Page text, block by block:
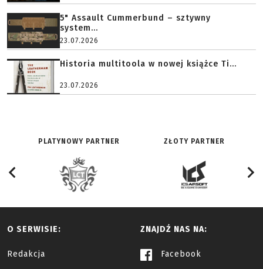
5" Assault Cummerbund – sztywny
system...
23.07.2026
Historia multitoola w nowej książce Ti...
23.07.2026
PLATYNOWY PARTNER ZŁOTY PARTNER
O SERWISIE:
Redakcja
ZNAJDŹ NAS NA:
Facebook